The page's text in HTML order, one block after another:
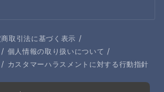
取引法に基づく表示 /
/ 個人情報の取り扱いについて /
/ カスタマーハラスメントに対する行動指針